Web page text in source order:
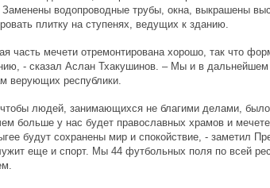
водопроводные трубы, окна, выкрашены
плитку на ступенях, ведущих к зданию.
часть мечети отремонтирована хорошо, так что
- сказал Аслан Тхакушинов. – Мы и в
верующих республики.
людей, занимающихся не благими делами,
больше у нас будет православных храмов и
будут сохранены мир и спокойствие, - заметил
еще и спорт. Мы 44 футбольных поля по всей